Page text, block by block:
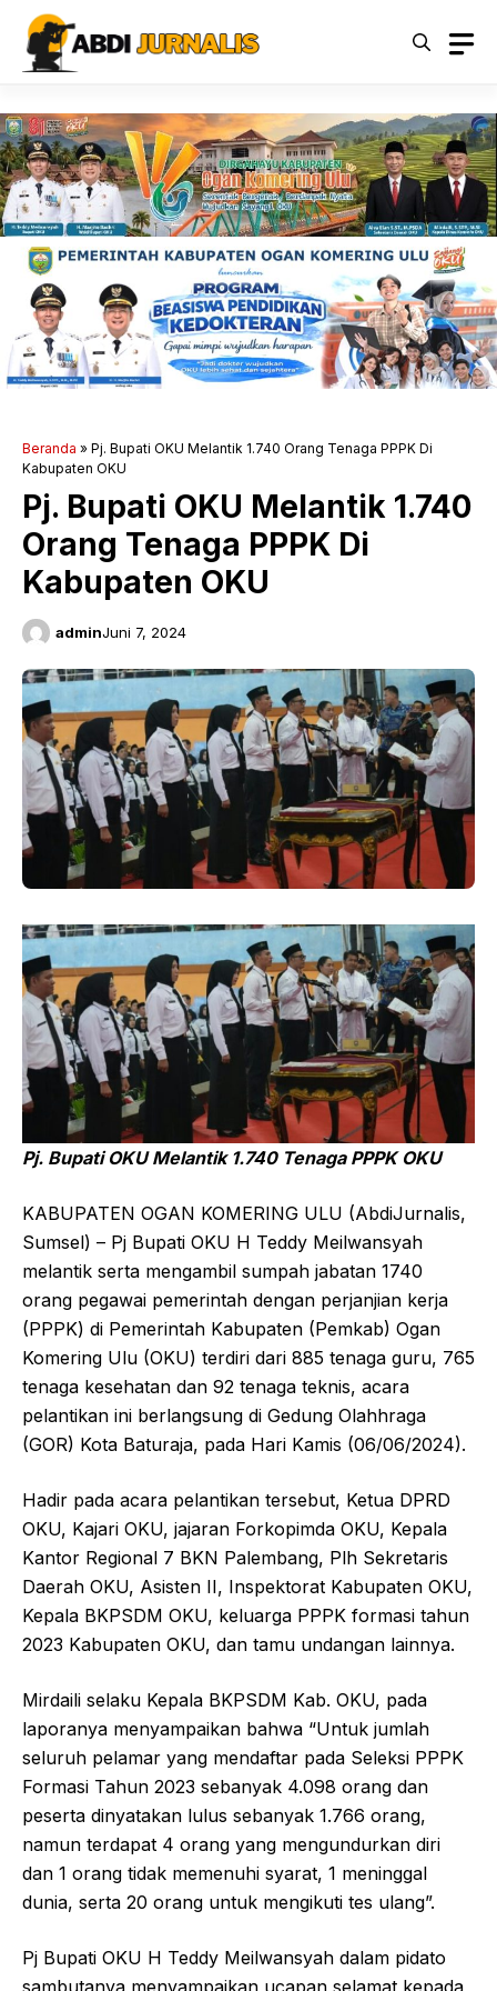
Langsung
Beranda » Pj. Bupati OKU Melantik 1.740 Orang Tenaga PPPK Di
Kabupaten OKU
Pj. Bupati OKU Melantik 1.740
Orang Tenaga PPPK Di
Kabupaten OKU
adminJuni 7, 2024
Pj. Bupati OKU Melantik 1.740 Tenaga PPPK OKU
KABUPATEN OGAN KOMERING ULU (AbdiJurnalis,
Sumsel) – Pj Bupati OKU H Teddy Meilwansyah
melantik serta mengambil sumpah jabatan 1740
orang pegawai pemerintah dengan perjanjian kerja
(PPPK) di Pemerintah Kabupaten (Pemkab) Ogan
Komering Ulu (OKU) terdiri dari 885 tenaga guru, 765
tenaga kesehatan dan 92 tenaga teknis, acara
pelantikan ini berlangsung di Gedung Olahhraga
(GOR) Kota Baturaja, pada Hari Kamis (06/06/2024).
Hadir pada acara pelantikan tersebut, Ketua DPRD
OKU, Kajari OKU, jajaran Forkopimda OKU, Kepala
Kantor Regional 7 BKN Palembang, Plh Sekretaris
Daerah OKU, Asisten II, Inspektorat Kabupaten OKU,
Kepala BKPSDM OKU, keluarga PPPK formasi tahun
2023 Kabupaten OKU, dan tamu undangan lainnya.
Mirdaili selaku Kepala BKPSDM Kab. OKU, pada
laporanya menyampaikan bahwa “Untuk jumlah
seluruh pelamar yang mendaftar pada Seleksi PPPK
Formasi Tahun 2023 sebanyak 4.098 orang dan
peserta dinyatakan lulus sebanyak 1.766 orang,
namun terdapat 4 orang yang mengundurkan diri
dan 1 orang tidak memenuhi syarat, 1 meninggal
dunia, serta 20 orang untuk mengikuti tes ulang”.
Pj Bupati OKU H Teddy Meilwansyah dalam pidato